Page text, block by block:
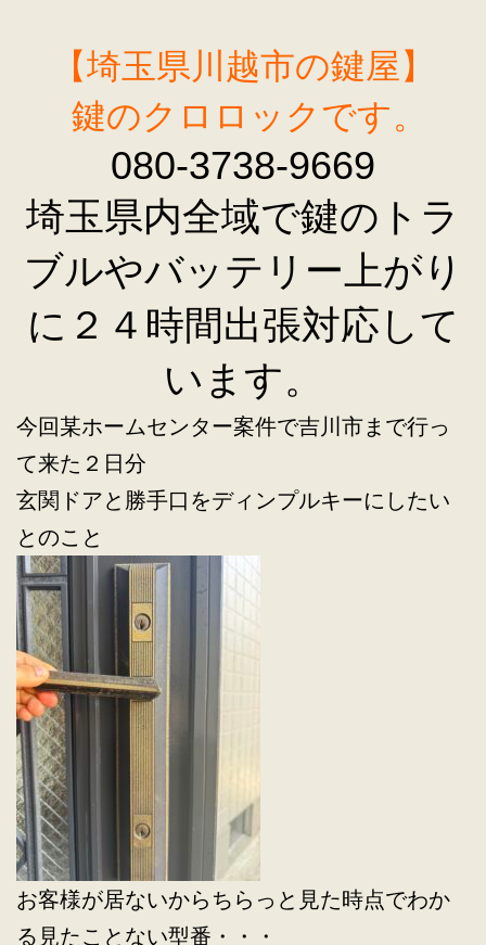
【埼玉県川越市の鍵屋】
鍵のクロロックです。
080-3738-9669
埼玉県内全域で鍵のトラ
ブルやバッテリー上がり
に２４時間出張対応して
います。
今回某ホームセンター案件で吉川市まで行っ
て来た２日分
玄関ドアと勝手口をディンプルキーにしたい
とのこと
お客様が居ないからちらっと見た時点でわか
る見たことない型番・・・